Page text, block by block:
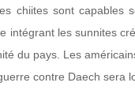
chiites sont capables
intégrant les sunnites
du pays. Les
contre Daech sera